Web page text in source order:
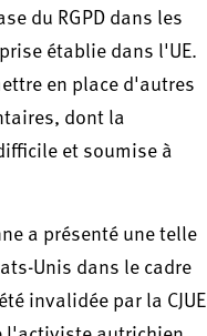
du RGPD dans les
établie dans l'UE.
en place d'autres
dont la
et soumise à
a présenté une telle
Unis dans le cadre
invalidée par la CJUE